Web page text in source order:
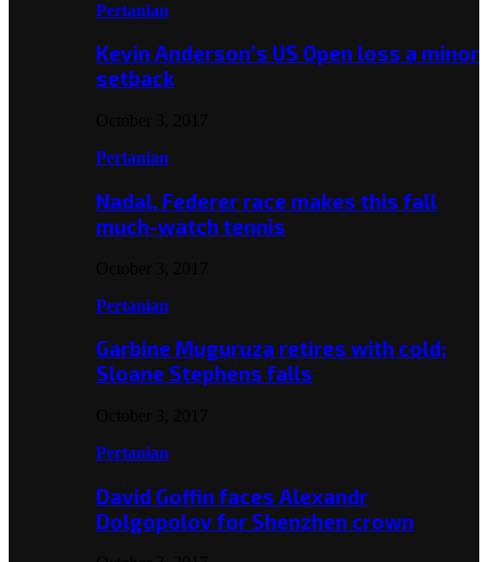
Pertanian
Kevin Anderson’s US Open loss a minor
setback
Pertanian
Nadal, Federer race makes this fall
much-watch tennis
Pertanian
Garbine Muguruza retires with cold;
Sloane Stephens falls
Pertanian
David Goffin faces Alexandr
Dolgopolov for Shenzhen crown